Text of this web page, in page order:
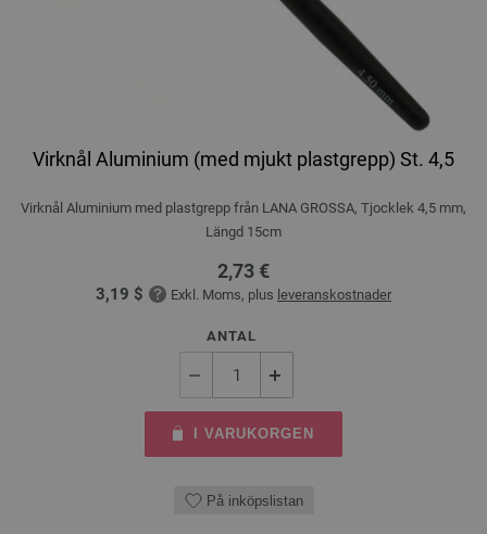
Virknål Aluminium (med mjukt plastgrepp) St. 4,5
Virknål Aluminium med plastgrepp från LANA GROSSA, Tjocklek 4,5 mm,
Längd 15cm
2,73 €
3,19 $ Exkl. Moms, plus leveranskostnader
ANTAL
I VARUKORGEN
På inköpslistan